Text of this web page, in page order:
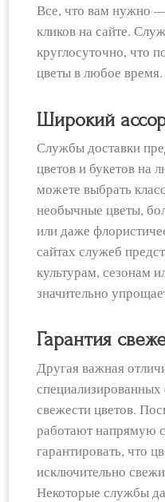
Все, что вам нужно —
кликов на сайте.
круглосуточно, что
цветы в любое время.
Широкий
Службы доставки
цветов и букетов на
можете выбрать
необычные цветы,
или даже
сайтах служеб
культурам, сезонам
значительно
Гарантия
Другая важная
свежести цветов.
работают напрямую
гарантировать, что
исключительно
Некоторые службы